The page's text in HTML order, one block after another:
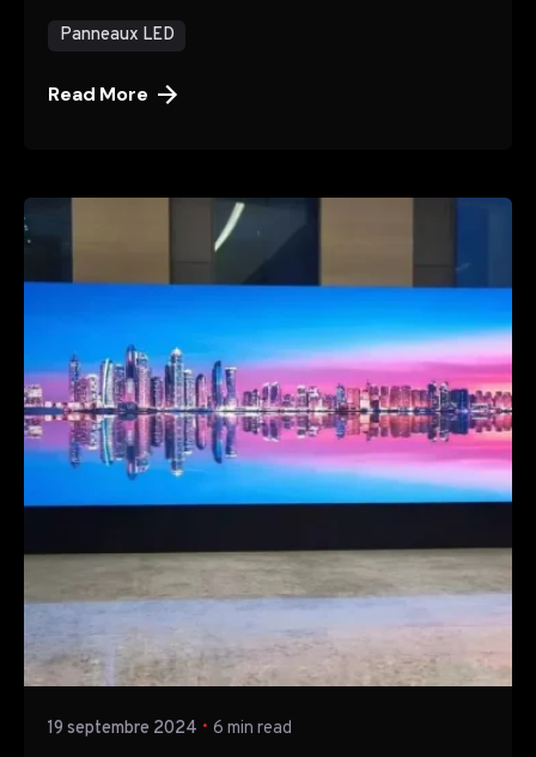
Panneaux LED
Read More
Posted by
TTH Company
19 septembre 2024 6 min read